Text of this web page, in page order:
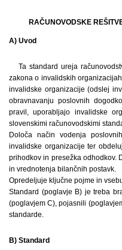
RAČUNOVODSKE
A) Uvod
Ta standard ureja
zakona o invalidskih
invalidske organizacije (odslej
obravnavanju poslovnih
pravil, uporabljajo invalidske
slovenskimi računovodskimi
Določa način vodenja
invalidske organizacije ter
prihodkov in presežka odhodkov.
in vrednotenja bilančnih postavk.
Opredeljuje ključne pojme in
Standard (poglavje B) je treba
(poglavjem C), pojasnili
standarde.
B) Standard